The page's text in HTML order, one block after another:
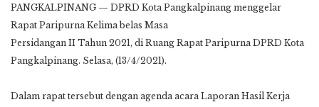
PANGKALPINANG — DPRD Kota Pangkalpinang menggelar
Rapat Paripurna Kelima belas Masa
Persidangan II Tahun 2021, di Ruang Rapat Paripurna DPRD Kota
Pangkalpinang. Selasa, (13/4/2021).
Dalam rapat tersebut dengan agenda acara Laporan Hasil Kerja